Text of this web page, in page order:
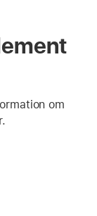
om